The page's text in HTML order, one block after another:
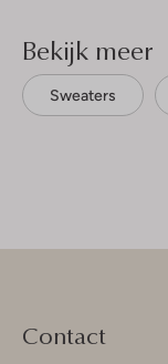
Bekijk meer
Sweaters
Contact